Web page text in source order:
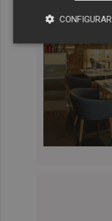
CONFIGURAR